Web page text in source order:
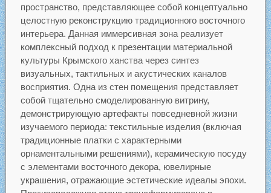
пространство, представляющее собой концептуально
целостную реконструкцию традиционного восточного
интерьера. Данная иммерсивная зона реализует
комплексный подход к презентации материальной
культуры Крымского ханства через синтез
визуальных, тактильных и акустических каналов
восприятия. Одна из стен помещения представляет
собой тщательно смоделированную витрину,
демонстрирующую артефакты повседневной жизни
изучаемого периода: текстильные изделия (включая
традиционные платки с характерными
орнаментальными решениями), керамическую посуду
с элементами восточного декора, ювелирные
украшения, отражающие эстетические идеалы эпохи.